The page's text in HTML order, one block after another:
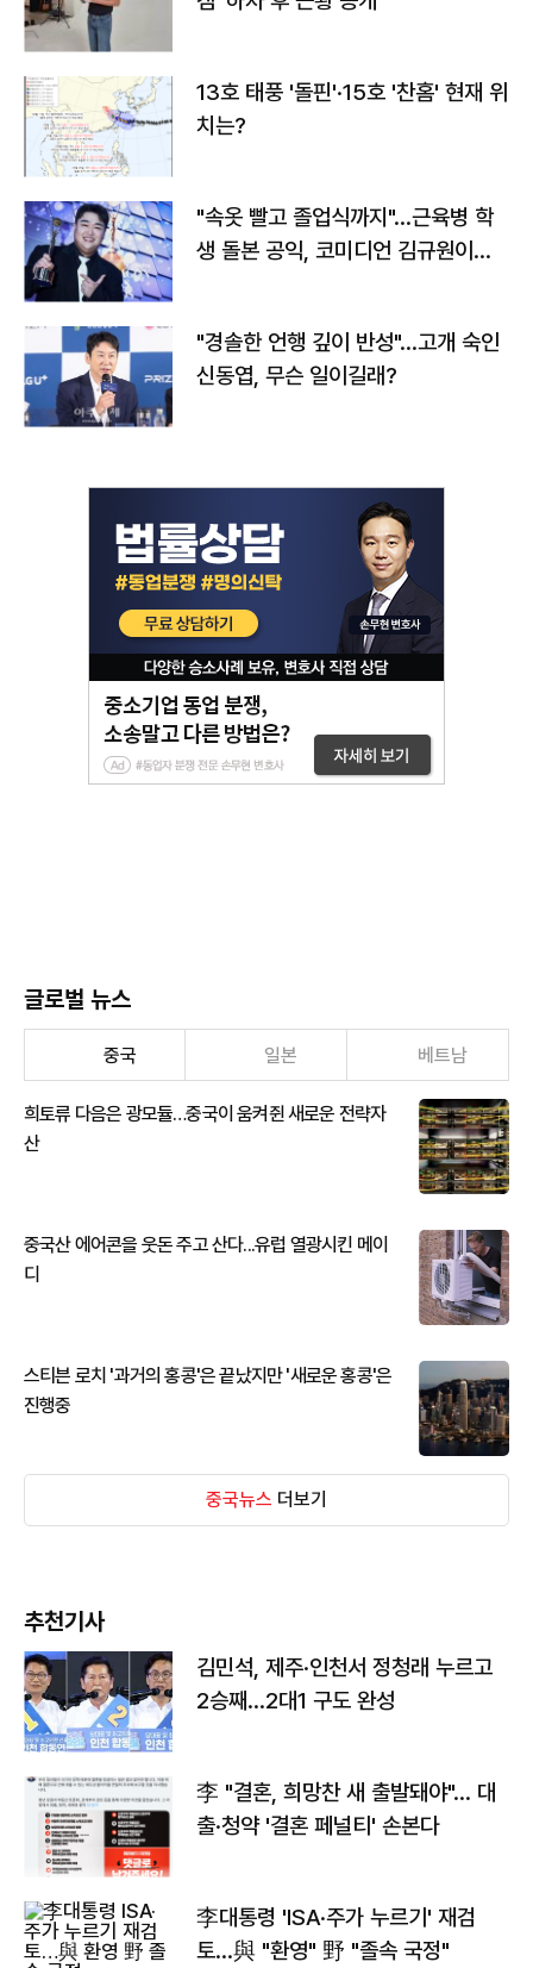
13호 태풍 '돌핀'·15호 '찬홈' 현재 위
치는?
"속옷 빨고 졸업식까지"…근육병 학
생 돌본 공익, 코미디언 김규원이었
"경솔한 언행 깊이 반성"…고개 숙인
신동엽, 무슨 일이길래?
글로벌 뉴스
중국 일본 베트남
희토류 다음은 광모듈…중국이 움켜쥔 새로운 전략자
산
중국산 에어콘을 웃돈 주고 산다...유럽 열광시킨 메이
디
스티븐 로치 '과거의 홍콩'은 끝났지만 '새로운 홍콩'은
진행중
중국뉴스 더보기
추천기사
김민석, 제주·인천서 정청래 누르고
2승째…2대1 구도 완성
李 "결혼, 희망찬 새 출발돼야"… 대
출·청약 '결혼 페널티' 손본다
李대통령 'ISA·주가 누르기' 재검
토…與 "환영" 野 "졸속 국정"